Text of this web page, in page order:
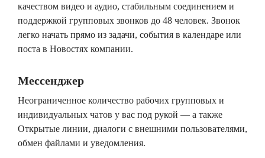
качеством видео и аудио, стабильным соединением и
поддержкой групповых звонков до 48 человек. Звонок
легко начать прямо из задачи, события в календаре или
поста в Новостях компании.
Мессенджер
Неограниченное количество рабочих групповых и
индивидуальных чатов у вас под рукой — а также
Открытые линии, диалоги с внешними пользователями,
обмен файлами и уведомления.